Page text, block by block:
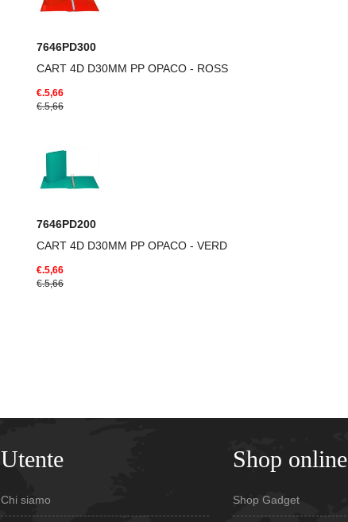
7646PD300
CART 4D D30MM PP OPACO - ROSS
€.5,66
€.5,66
7646PD200
CART 4D D30MM PP OPACO - VERD
€.5,66
€.5,66
Utente
Chi siamo
Shop online
Shop Gadget